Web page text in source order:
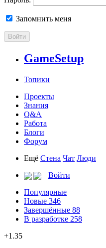
Запомнить меня
Войти
GameSetup
Топики
Проекты
Знания
Q&A
Работа
Блоги
Форум
Ещё Стена Чат Люди
Войти
Популярные
Новые 346
Завершённые 88
В разработке 258
+1.35